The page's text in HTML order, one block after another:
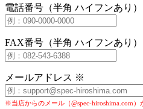
電話番号（半角 ハイフンあり）
FAX番号（半角 ハイフンあり）
メールアドレス ※
※当店からのメール（@spec-hiroshima.com